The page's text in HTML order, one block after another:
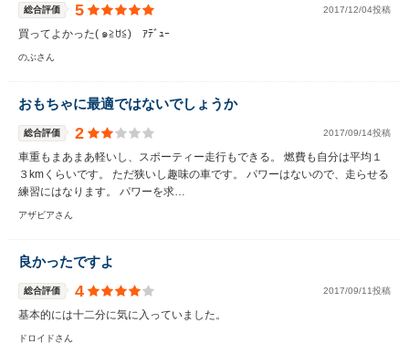
総合評価 5 2017/12/04投稿
買ってよかった( ๑≧ꇴ≦)ゞｱﾃﾞｭｰ
のぶさん
おもちゃに最適ではないでしょうか
総合評価 2 2017/09/14投稿
車重もまあまあ軽いし、スポーティー走行もできる。 燃費も自分は平均１
３kmくらいです。 ただ狭いし趣味の車です。 パワーはないので、走らせる
練習にはなります。 パワーを求…
アザビアさん
良かったですよ
総合評価 4 2017/09/11投稿
基本的には十二分に気に入っていました。
ドロイドさん